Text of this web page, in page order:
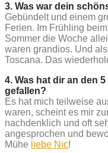
3. Was war dein
Gebündelt und einem
Ferien. Im Frühling
Sommer die Woche
waren grandios. Und
Toscana. Das
4. Was hat dir an den
gefallen?
Es hat mich teilweise
waren, scheint es mir
nachdenklich und oft
angesprochen und
Mühe liebe Nic!